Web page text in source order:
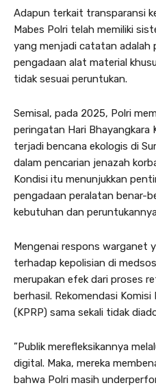
Adapun terkait transparansi
Mabes Polri telah memiliki
yang menjadi catatan adalah
pengadaan alat material
tidak sesuai peruntukan.
Semisal, pada 2025, Polri
peringatan Hari Bhayangkara
terjadi bencana ekologis di
dalam pencarian jenazah
Kondisi itu menunjukkan
pengadaan peralatan benar-
kebutuhan dan
Mengenai respons warganet
terhadap kepolisian di
merupakan efek dari proses
berhasil. Rekomendasi
(KPRP) sama sekali tidak
”Publik merefleksikannya
digital. Maka, mereka
bahwa Polri masih